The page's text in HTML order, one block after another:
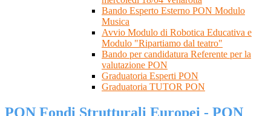
Bando Esperto Esterno PON Modulo
Musica
Avvio Modulo di Robotica Educativa e
Modulo "Ripartiamo dal teatro"
Bando per candidatura Referente per la
valutazione PON
Graduatoria Esperti PON
Graduatoria TUTOR PON
PON Fondi Strutturali Europei - PON